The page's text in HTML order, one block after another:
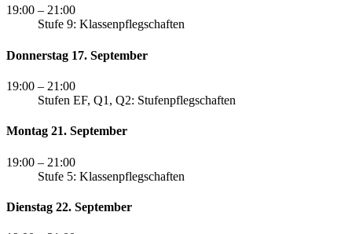
19:00 – 21:00
Stufe 9: Klassenpflegschaften
Donnerstag 17. September
19:00 – 21:00
Stufen EF, Q1, Q2: Stufenpflegschaften
Montag 21. September
19:00 – 21:00
Stufe 5: Klassenpflegschaften
Dienstag 22. September